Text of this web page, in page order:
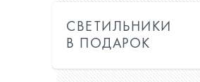
СВЕТИЛЬНИКИ
В ПОДАРОК